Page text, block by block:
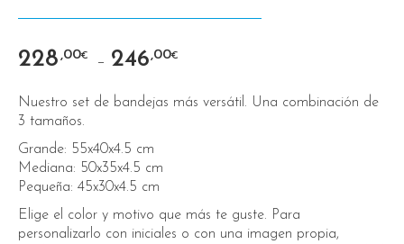
228 ,00€ – 246,00€
Nuestro set de bandejas más versátil. Una combinación de
3 tamaños.
Grande: 55x40x4.5 cm
Mediana: 50x35x4.5 cm
Pequeña: 45x30x4.5 cm
Elige el color y motivo que más te guste. Para
personalizarlo con iniciales o con una imagen propia,